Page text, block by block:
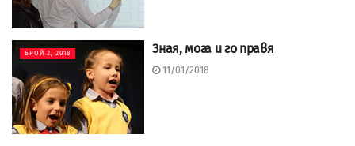
БРОЙ 2, 2018 Зная, мога и го правя
11/01/2018